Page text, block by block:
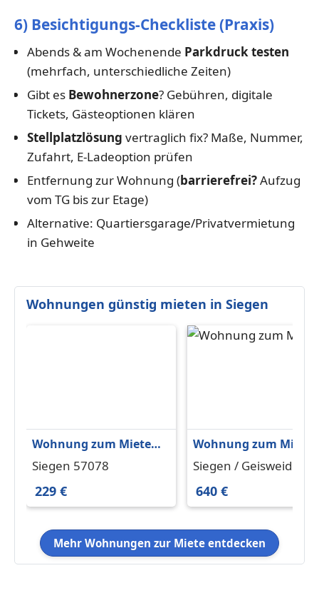
6) Besichtigungs-Checkliste (Praxis)
Abends & am Wochenende Parkdruck testen
(mehrfach, unterschiedliche Zeiten)
Gibt es Bewohnerzone? Gebühren, digitale
Tickets, Gästeoptionen klären
Stellplatzlösung vertraglich fix? Maße, Nummer,
Zufahrt, E-Ladeoption prüfen
Entfernung zur Wohnung (barrierefrei?Aufzug
vom TG bis zur Etage)
Alternative: Quartiersgarage/Privatvermietung
in Gehweite
Wohnungen günstig mieten in Siegen
Wohnung zum Mieten
in Siegen 229 € 74 m²
Siegen 57078
229 €
Wohnung zum Mieten
in Siegen Geisweid
Siegen / Geisweid
57078
640 €
Mehr Wohnungen zur Miete entdecken